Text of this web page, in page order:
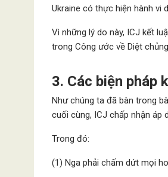
Ukraine có thực hiện hành vi
Vì những lý do này, ICJ kết
trong Công ước về Diệt
3. Các biện pháp
Như chúng ta đã bàn trong
cuối cùng, ICJ chấp nhận áp
Trong đó:
(1) Nga phải chấm dứt mọi